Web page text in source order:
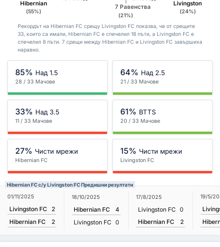
Hibernian
(55%)
7 Равенства
(21%)
Livingston
(24%)
Рекордът на Hibernian FC срещу Livingston FC показва, че от срещите
33, които са имали, Hibernian FC е спечелил 18 пъти, а Livingston FC е
спечелил 8 пъти. 7 срещи между Hibernian FC и Livingston FC завършиха
наравно.
85% Над 1.5
28 / 33 Мачове
64% Над 2.5
21 / 33 Мачове
33% Над 3.5
11 / 33 Мачове
61% BTTS
20 / 33 Мачове
27% Чисти мрежи
Hibernian FC
15% Чисти мрежи
Livingston FC
Hibernian FC с/у Livingston FC Предишни резултати
01/11/2025
Livingston FC
2
Hibernian FC
2
18/10/2025
Hibernian FC
4
Livingston FC 0
17/8/2025
Livingston FC 0
Hibernian FC
2
19/5/